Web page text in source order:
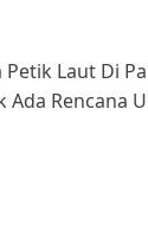
Laut Di
Ada Rencana